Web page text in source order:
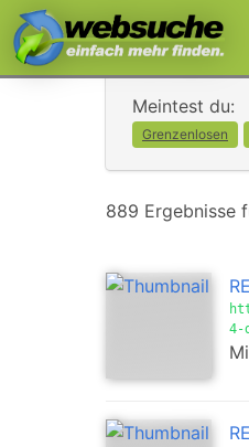
Meintest du:
Grenzenlosen
889 Ergebnisse
4-